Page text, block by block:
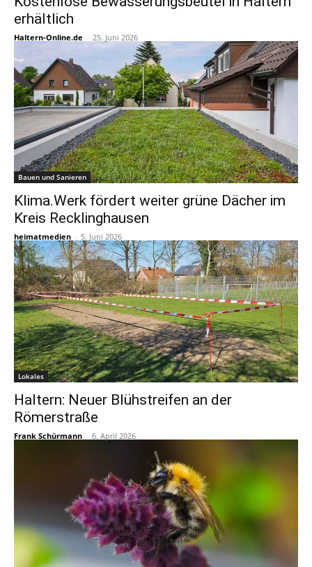
erhältlich
Haltern-Online.de - 25. Juni 2026
Bauen und Sanieren
Klima.Werk fördert weiter grüne Dächer im
Kreis Recklinghausen
heimatmedien - 5. Juni 2026
Lokales
Haltern: Neuer Blühstreifen an der
Römerstraße
Frank Schürmann - 6. April 2026